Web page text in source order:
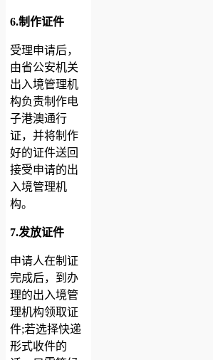
6.制作证件
受理申请后，
由省公安机关
出入境管理机
构负责制作电
子港澳通行
证，并将制作
好的证件送回
接受申请的出
入境管理机
构。
7.发放证件
申请人在制证
完成后，到办
理的出入境管
理机构领取证
件;若选择快递
形式收件的